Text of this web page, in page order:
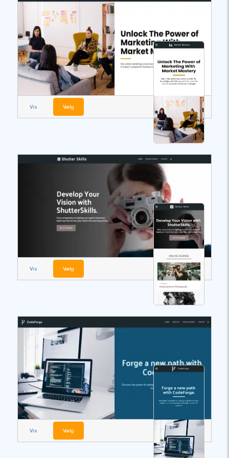
Vis Vælg
Vis Vælg
Vis Vælg